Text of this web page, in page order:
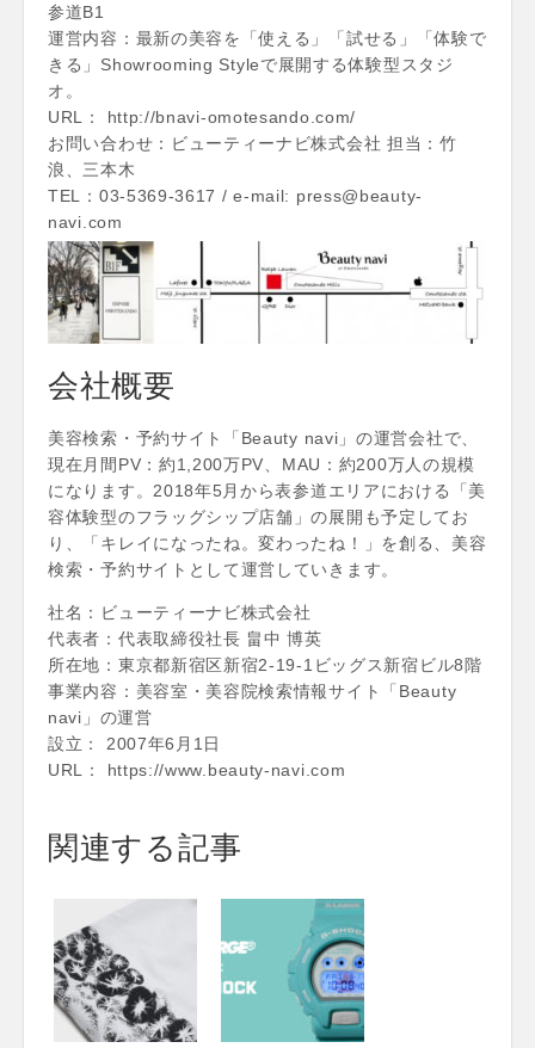
参道B1
運営内容：最新の美容を「使える」「試せる」「体験で
きる」Showrooming Styleで展開する体験型スタジ
オ。
URL： http://bnavi-omotesando.com/
お問い合わせ：ビューティーナビ株式会社 担当：竹
浪、三本木
TEL：03-5369-3617 / e-mail: press@beauty-
navi.com
会社概要
美容検索・予約サイト「Beauty navi」の運営会社で、
現在月間PV：約1,200万PV、MAU：約200万人の規模
になります。2018年5月から表参道エリアにおける「美
容体験型のフラッグシップ店舗」の展開も予定してお
り、「キレイになったね。変わったね！」を創る、美容
検索・予約サイトとして運営していきます。
社名：ビューティーナビ株式会社
代表者：代表取締役社長 畠中 博英
所在地：東京都新宿区新宿2-19-1ビッグス新宿ビル8階
事業内容：美容室・美容院検索情報サイト「Beauty
navi」の運営
設立： 2007年6月1日
URL： https://www.beauty-navi.com
関連する記事